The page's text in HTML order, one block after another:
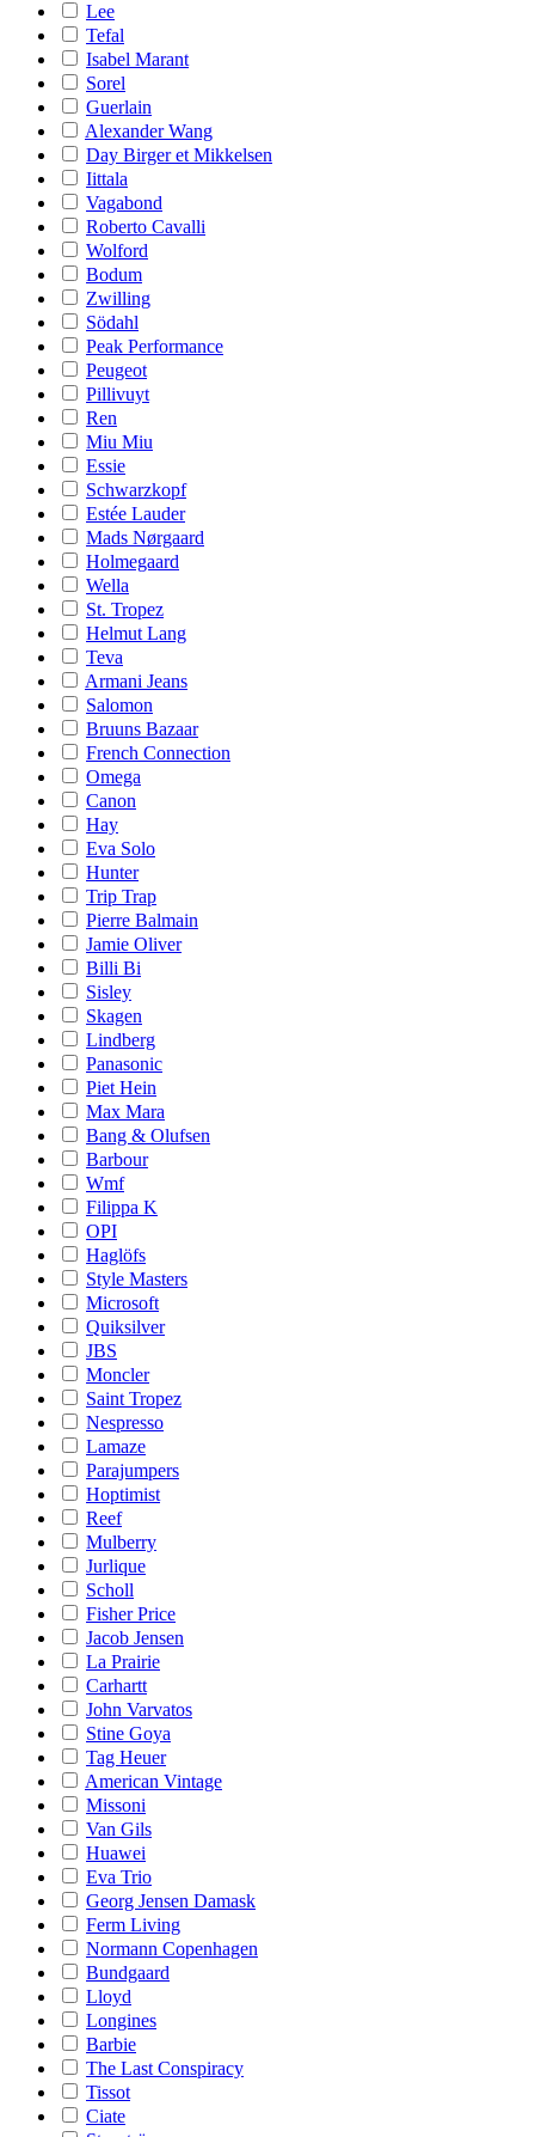
Lee
Tefal
Isabel Marant
Sorel
Guerlain
Alexander Wang
Day Birger et Mikkelsen
Iittala
Vagabond
Roberto Cavalli
Wolford
Bodum
Zwilling
Södahl
Peak Performance
Peugeot
Pillivuyt
Ren
Miu Miu
Essie
Schwarzkopf
Estée Lauder
Mads Nørgaard
Holmegaard
Wella
St. Tropez
Helmut Lang
Teva
Armani Jeans
Salomon
Bruuns Bazaar
French Connection
Omega
Canon
Hay
Eva Solo
Hunter
Trip Trap
Pierre Balmain
Jamie Oliver
Billi Bi
Sisley
Skagen
Lindberg
Panasonic
Piet Hein
Max Mara
Bang & Olufsen
Barbour
Wmf
Filippa K
OPI
Haglöfs
Style Masters
Microsoft
Quiksilver
JBS
Moncler
Saint Tropez
Nespresso
Lamaze
Parajumpers
Hoptimist
Reef
Mulberry
Jurlique
Scholl
Fisher Price
Jacob Jensen
La Prairie
Carhartt
John Varvatos
Stine Goya
Tag Heuer
American Vintage
Missoni
Van Gils
Huawei
Eva Trio
Georg Jensen Damask
Ferm Living
Normann Copenhagen
Bundgaard
Lloyd
Longines
Barbie
The Last Conspiracy
Tissot
Ciate